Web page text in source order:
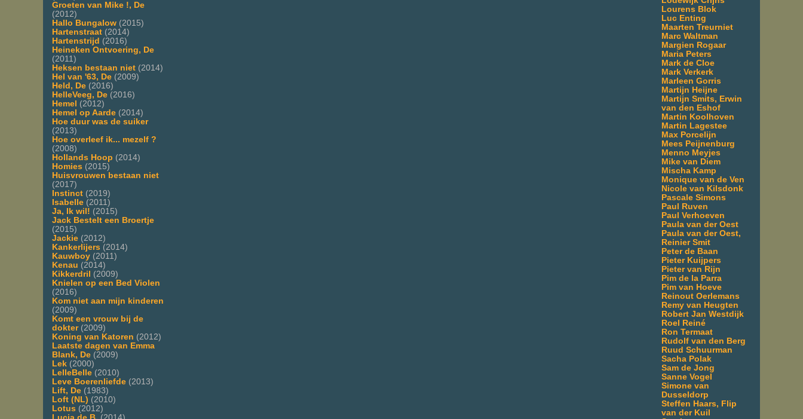
Groeten van Mike !, De
(2012)
Hallo Bungalow (2015)
Hartenstraat (2014)
Hartenstrijd (2016)
Heineken Ontvoering, De
(2011)
Heksen bestaan niet (2014)
Hel van '63, De (2009)
Held, De (2016)
HelleVeeg, De (2016)
Hemel (2012)
Hemel op Aarde (2014)
Hoe duur was de suiker
(2013)
Hoe overleef ik... mezelf ?
(2008)
Hollands Hoop (2014)
Homies (2015)
Huisvrouwen bestaan niet
(2017)
Instinct (2019)
Isabelle (2011)
Ja, Ik wil! (2015)
Jack Bestelt een Broertje
(2015)
Jackie (2012)
Kankerlijers (2014)
Kauwboy (2011)
Kenau (2014)
Kikkerdril (2009)
Knielen op een Bed Violen
(2016)
Kom niet aan mijn kinderen
(2009)
Komt een vrouw bij de
dokter(2009)
Koning van Katoren (2012)
Laatste dagen van Emma
Blank, De (2009)
Lek (2000)
LelleBelle (2010)
Leve Boerenliefde (2013)
Lift, De (1983)
Loft (NL) (2010)
Lotus (2012)
Lourens Blok
Luc Enting
Maarten Treurniet
Marc Waltman
Margien Rogaar
Maria Peters
Mark de Cloe
Mark Verkerk
Marleen Gorris
Martijn Heijne
Martijn Smits, Erwin
van den Eshof
Martin Koolhoven
Martin Lagestee
Max Porcelijn
Mees Peijnenburg
Menno Meyjes
Mike van Diem
Mischa Kamp
Monique van de Ven
Nicole van Kilsdonk
Pascale Simons
Paul Ruven
Paul Verhoeven
Paula van der Oest
Paula van der Oest,
Reinier Smit
Peter de Baan
Pieter Kuijpers
Pieter van Rijn
Pim de la Parra
Pim van Hoeve
Reinout Oerlemans
Remy van Heugten
Robert Jan Westdijk
Roel Reiné
Ron Termaat
Rudolf van den Berg
Ruud Schuurman
Sacha Polak
Sam de Jong
Sanne Vogel
Simone van
Dusseldorp
Steffen Haars, Flip
van der Kuil